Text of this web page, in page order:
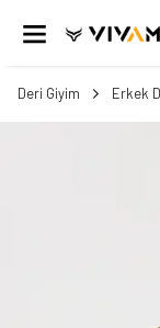
Deri Giyim Erkek